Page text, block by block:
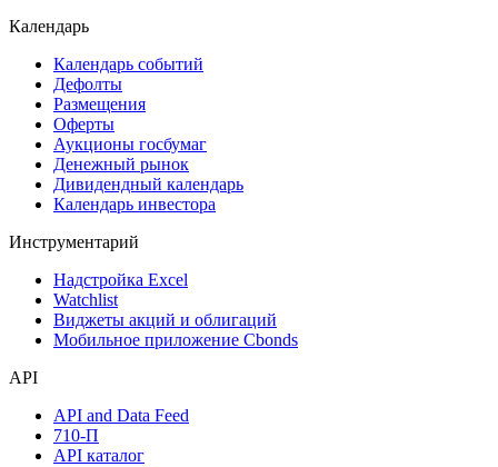
Календарь
Календарь событий
Дефолты
Размещения
Оферты
Аукционы госбумаг
Денежный рынок
Дивидендный календарь
Календарь инвестора
Инструментарий
Надстройка Excel
Watchlist
Виджеты акций и облигаций
Мобильное приложение Cbonds
API
API and Data Feed
710-П
API каталог